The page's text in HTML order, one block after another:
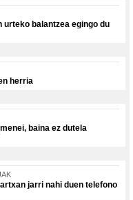
urteko balantzea egingo du
herria
baina ez dutela
jarri nahi duen telefono